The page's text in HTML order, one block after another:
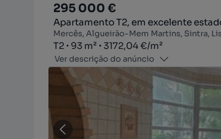
295 000 €
Apartamento T2, em excelente
Mercês, Algueirão-Mem Martins, Sintra,
Tipologia
T2
Zona93 m²
Preço por metro quadrado
3172,04 €/m²
Ver descrição do anúncio